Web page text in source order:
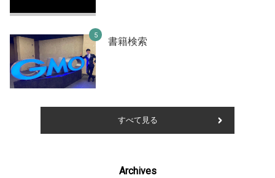
書籍検索
すべて見る
Archives